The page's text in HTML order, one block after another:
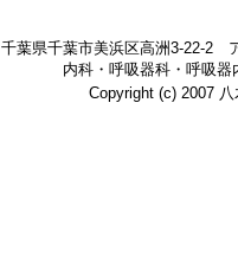
千葉県千葉市美浜区高洲3-22-2
内科・呼吸器科・呼吸
Copyright (c) 2007